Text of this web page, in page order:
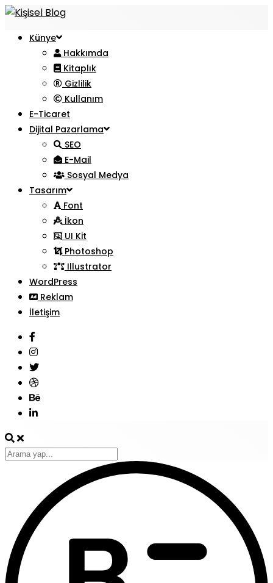
Künye
Hakkımda
Kitaplık
Gizlilik
Kullanım
E-Ticaret
Dijital Pazarlama
SEO
E-Mail
Sosyal Medya
Tasarım
Font
İkon
UI Kit
Photoshop
Illustrator
WordPress
Reklam
İletişim